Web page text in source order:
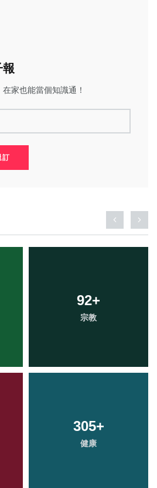
報
家也能當個知識通！
訂
92+
宗教
305+
健康